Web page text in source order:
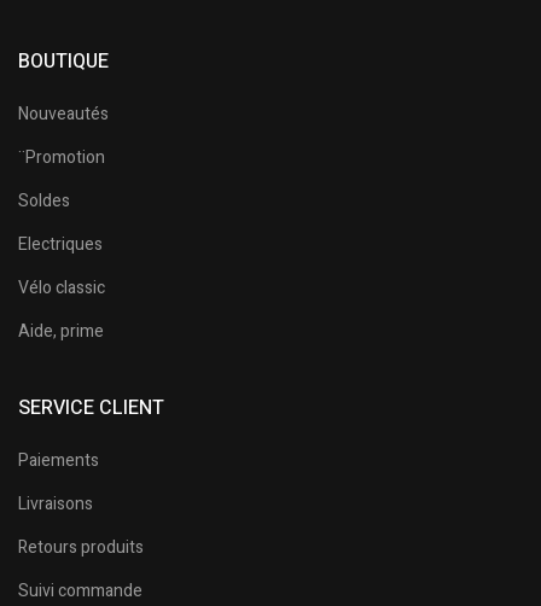
BOUTIQUE
Nouveautés
¨Promotion
Soldes
Electriques
Vélo classic
Aide, prime
SERVICE CLIENT
Paiements
Livraisons
Retours produits
Suivi commande